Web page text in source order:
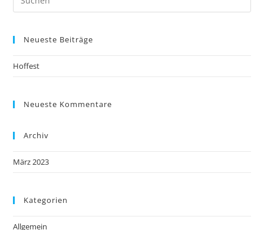
Neueste Beiträge
Hoffest
Neueste Kommentare
Archiv
März 2023
Kategorien
Allgemein